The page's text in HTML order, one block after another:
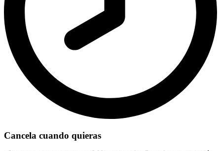
Cancela cuando quieras